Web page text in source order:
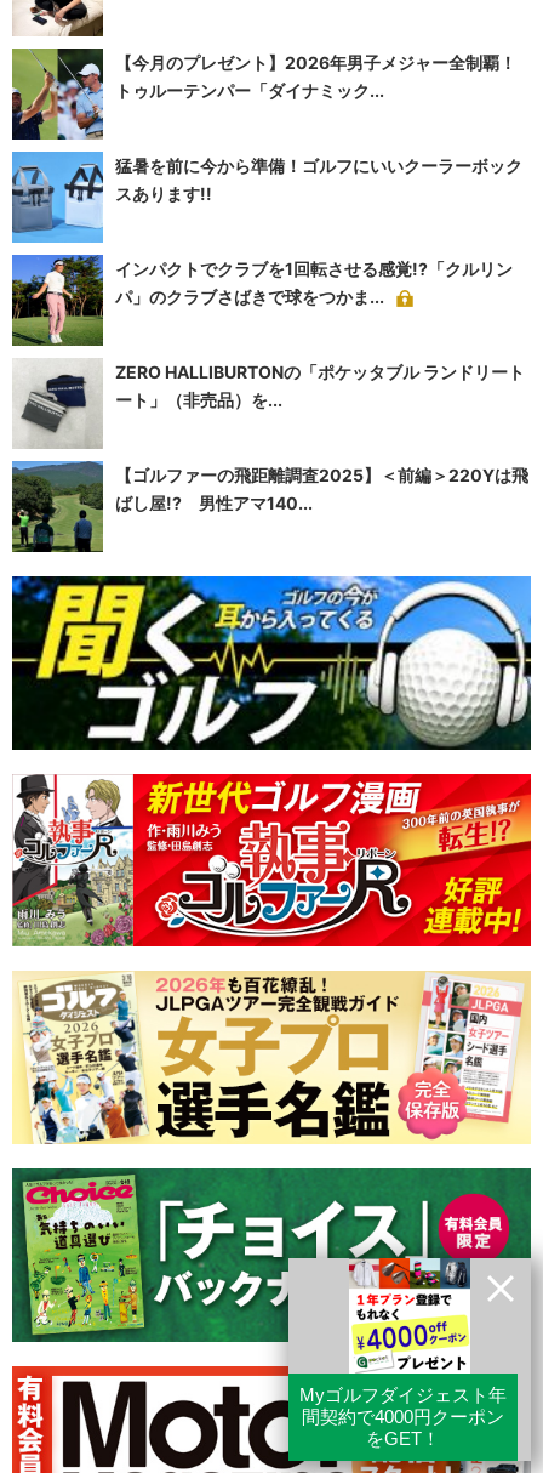
【今月のプレゼント】2026年男子メジャー全制覇！
トゥルーテンパー「ダイナミック...
猛暑を前に今から準備！ゴルフにいいクーラーボック
スあります!!
インパクトでクラブを1回転させる感覚!?「クルリン
パ」のクラブさばきで球をつかま...
ZERO HALLIBURTONの「ポケッタブル ランドリート
ート」（非売品）を...
【ゴルファーの飛距離調査2025】＜前編＞220Yは飛
ばし屋!? 男性アマ140...